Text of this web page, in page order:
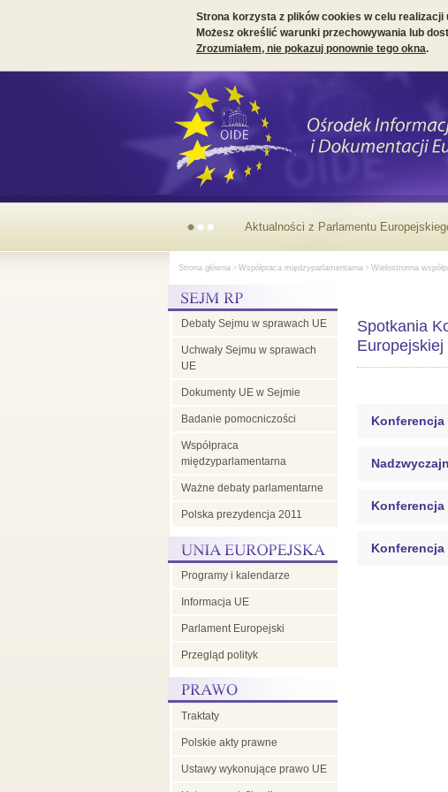
Strona korzysta z plików cookies w celu realizacji
Możesz określić warunki przechowywania lub
Zrozumiałem, nie pokazuj ponownie tego okna.
Aktualności z Parlamentu
Strona główna > Współpraca międzyparlamentarna > Wielostronna
Debaty Sejmu w sprawach UE
Uchwały Sejmu w sprawach
UE
Dokumenty UE w Sejmie
Badanie pomocniczości
Współpraca
międzyparlamentarna
Ważne debaty parlamentarne
Polska prezydencja 2011
Programy i kalendarze
Informacja UE
Parlament Europejski
Przegląd polityk
Traktaty
Polskie akty prawne
Ustawy wykonujące prawo UE
Spotkania
Europejskiej
Konferencja